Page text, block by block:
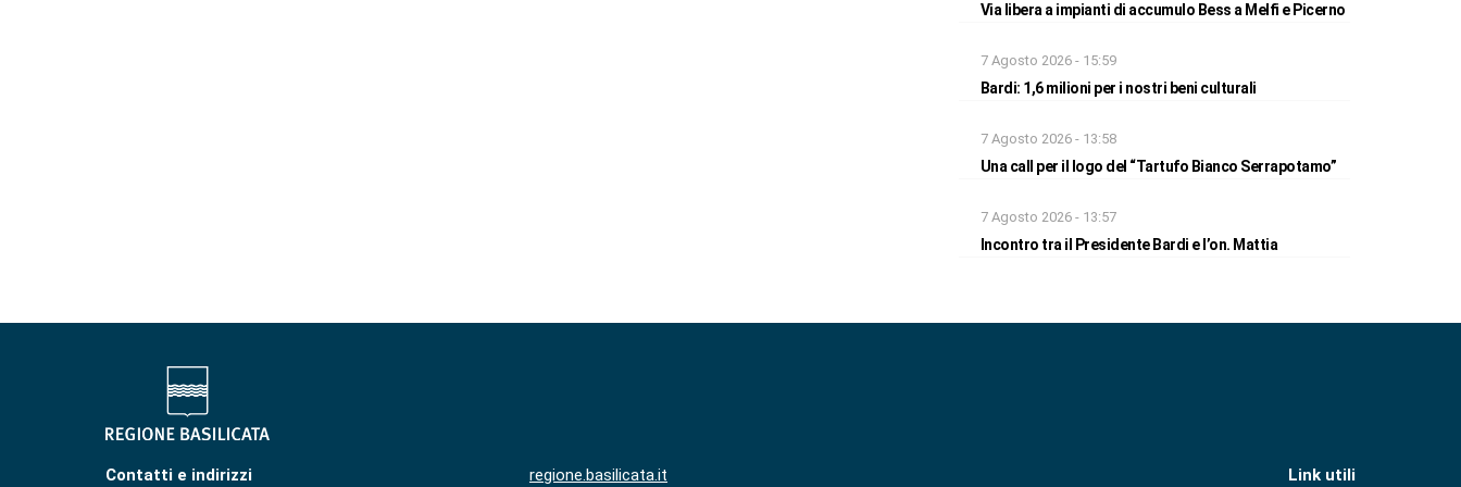
Via libera a impianti di accumulo Bess a Melfi e Picerno
7 Agosto 2026 - 15:59
Bardi: 1,6 milioni per i nostri beni culturali
7 Agosto 2026 - 13:58
Una call per il logo del “Tartufo Bianco Serrapotamo”
7 Agosto 2026 - 13:57
Incontro tra il Presidente Bardi e l’on. Mattia
Contatti e indirizzi regione.basilicata.it Link utili